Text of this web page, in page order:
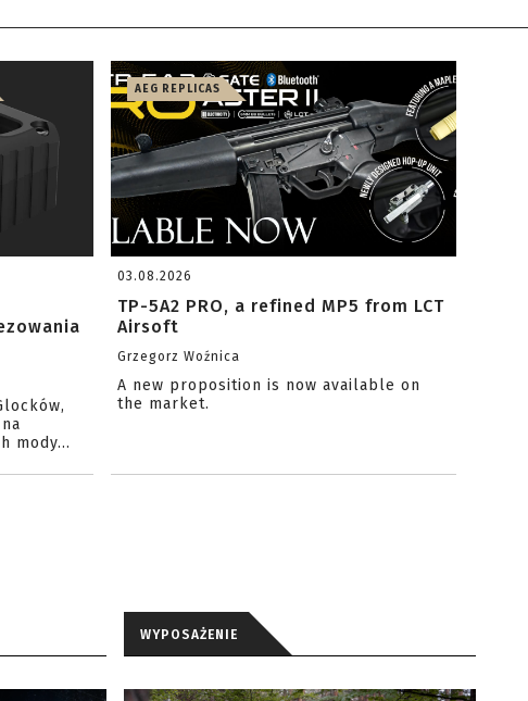
mody...
AEG REPLICAS
03.08.2026
TP-5A2 PRO, a refined MP5 from LCT
Airsoft
Grzegorz Woźnica
A new proposition is now available on
the market.
WYPOSAŻENIE